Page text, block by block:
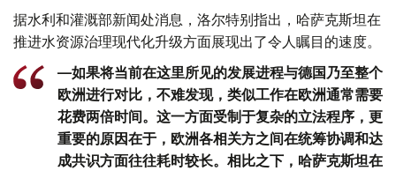
据水利和灌溉部新闻处消息，洛尔特别指出，哈萨克斯坦在
推进水资源治理现代化升级方面展现出了令人瞩目的速度。
—如果将当前在这里所见的发展进程与德国乃至整个
欧洲进行对比，不难发现，类似工作在欧洲通常需要
花费两倍时间。这一方面受制于复杂的立法程序，更
重要的原因在于，欧洲各相关方之间在统筹协调和达
成共识方面往往耗时较长。相比之下，哈萨克斯坦在